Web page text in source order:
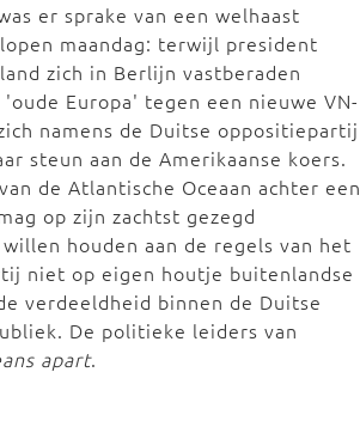
er sprake van een welhaast
maandag: terwijl president
zich in Berlijn vastberaden
Europa' tegen een nieuwe VN-
namens de Duitse oppositiepartij
steun aan de Amerikaanse koers.
de Atlantische Oceaan achter een
op zijn zachtst gezegd
houden aan de regels van het
niet op eigen houtje buitenlandse
verdeeldheid binnen de Duitse
De politieke leiders van
apart.